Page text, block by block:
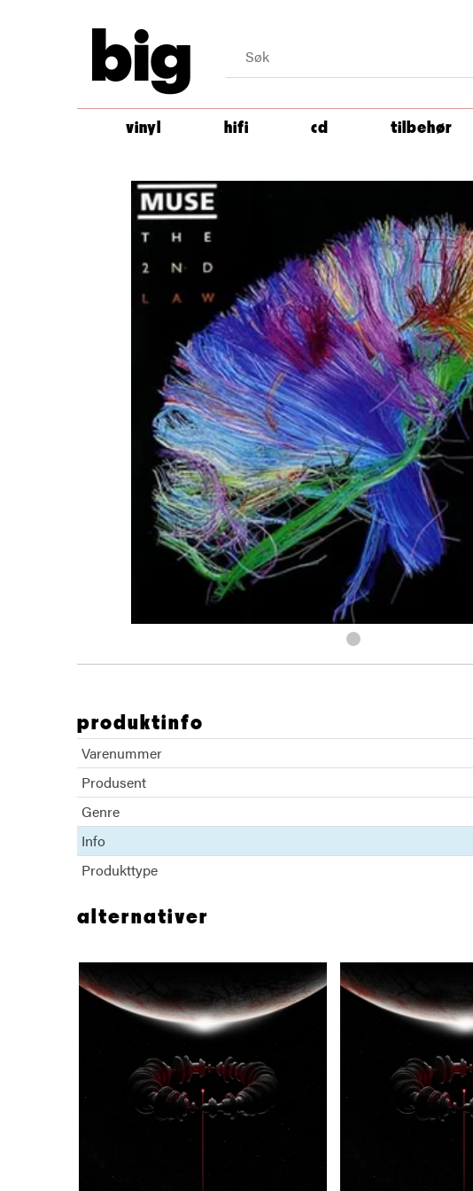
big
vinyl hifi cd tilbehør
produktinfo
Varenummer
Produsent
Genre
Info
Produkttype
alternativer